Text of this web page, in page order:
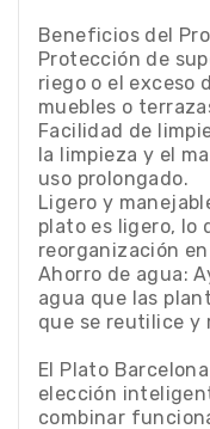
Beneficios del
Protección de
riego o el exceso
muebles o
Facilidad de
la limpieza y el
uso prolongado.
Ligero y
plato es ligero, lo
reorganización
Ahorro de agua:
agua que las
que se reutilice y
El Plato
elección
combinar